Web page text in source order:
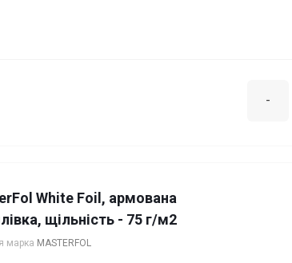
-
White Foil, армована
щільність - 75 г/м2
марка MASTERFOL